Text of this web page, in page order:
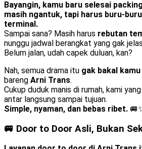
Bayangin, kamu baru selesai
masih ngantuk, tapi harus buru-
terminal.
Sampai sana? Masih harus rebutan
nunggu jadwal berangkat yang gak
Belum jalan, udah capek duluan, kan?
Nah, semua drama itu gak bakal
bareng Arni Trans.
Cukup duduk manis di rumah, kami
antar langsung sampai tujuan.
Simple, nyaman, dan bebas ribet.
🚐 Door to Door Asli, Bukan